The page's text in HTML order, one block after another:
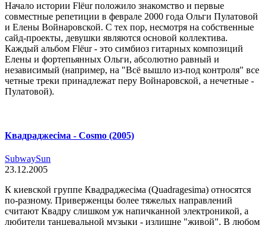
Начало истории Flёur положило знакомство и первые
совместные репетиции в феврале 2000 года Ольги Пулатовой
и Елены Войнаровской. С тех пор, несмотря на собственные
сайд-проекты, девушки являются основой коллектива.
Каждый альбом Flёur - это симбиоз гитарных композиций
Елены и фортепьянных Ольги, абсолютно равный и
независимый (например, на "Всё вышло из-под контроля" все
четные треки принадлежат перу Войнаровской, а нечетные -
Пулатовой).
Квадраджесіма - Cosmo (2005)
SubwaySun
23.12.2005
К киевской группе Квадраджесіма (Quadragesima) относятся
по-разному. Приверженцы более тяжелых направлений
считают Квадру слишком уж напичканной электроникой, а
любители танцевальной музыки - излишне "живой". В любом